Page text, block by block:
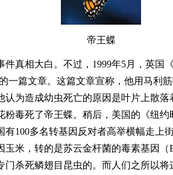
帝王蝶
相大白。不过，1999年5月，英国
一篇文章。这篇文章宣称，他用马利
认为造成幼虫死亡的原因是叶片上散
粉毒死了帝王蝶。稍后，美国的《纽
有100多名转基因反对者高举横幅走上
玉米，转的是苏云金杆菌的毒素基因
门杀死鳞翅目昆虫的。而人们之所以